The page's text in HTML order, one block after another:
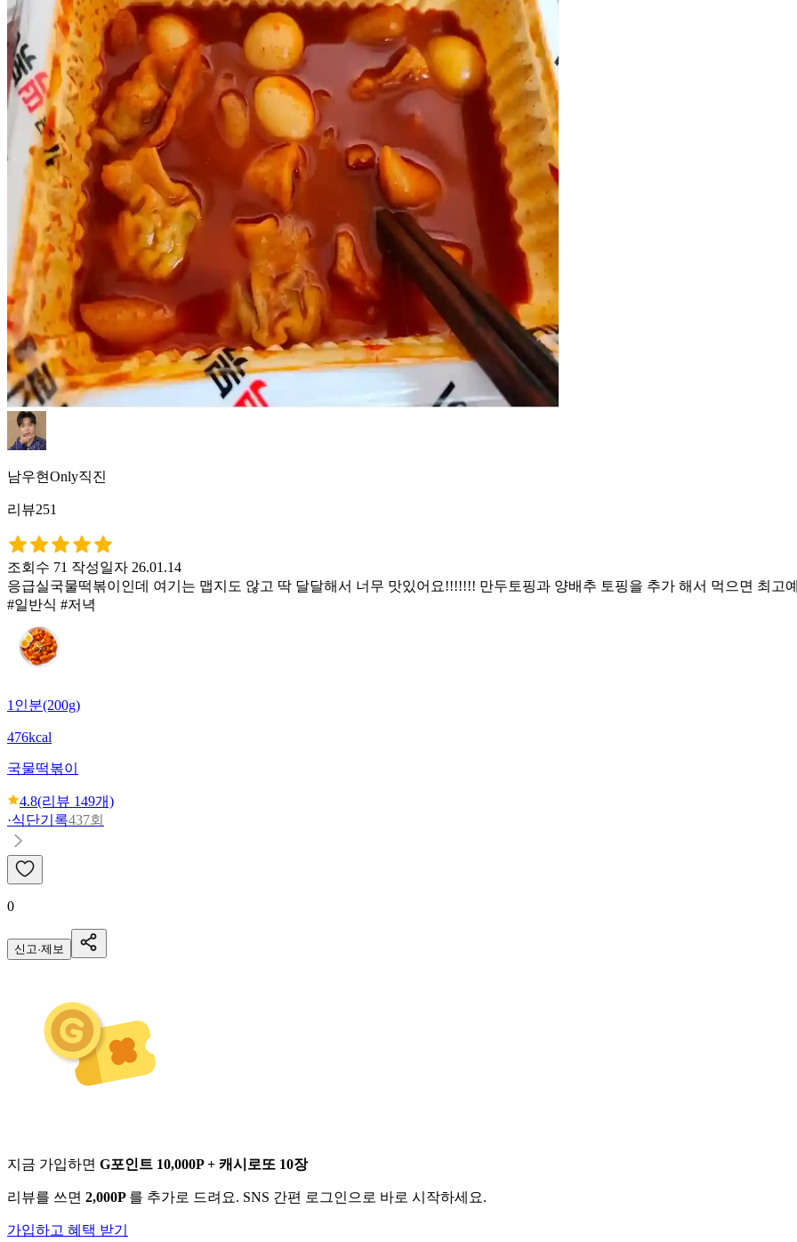
남우현Only직진
리뷰251
조회수 71 작성일자 26.01.14
응급실국물떡볶이인데 여기는 맵지도 않고 딱 달달해서 너무 맛있어요!!!!!!! 만두토핑과 양배추 토핑을 추가 해서 먹으면 최고
#일반식 #저녁
1인분(200g)
476kcal
국물떡볶이
4.8(리뷰 149개)
·식단기록437회
0
신고·제보
지금 가입하면 G포인트 10,000P + 캐시로또 10장
리뷰를 쓰면 2,000P 를 추가로 드려요. SNS 간편 로그인으로 바로 시작하세요.
가입하고 혜택 받기